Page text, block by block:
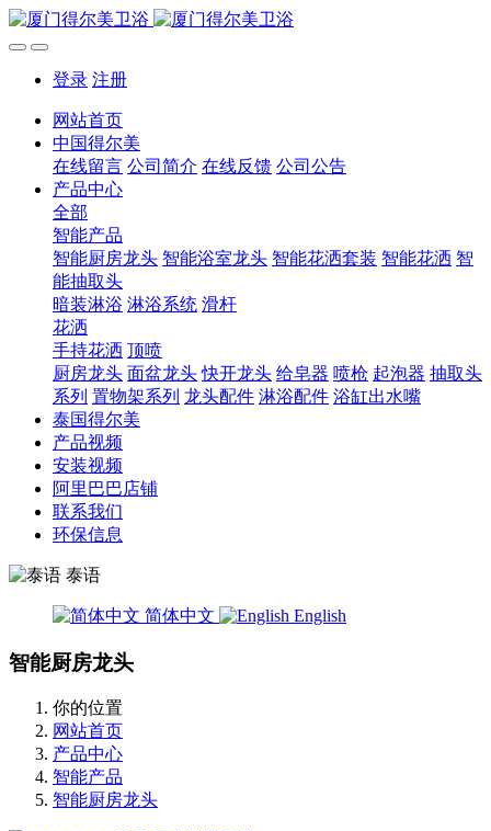
登录 注册
网站首页
中国得尔美
在线留言 公司简介 在线反馈 公司公告
产品中心
全部
智能产品
智能厨房龙头 智能浴室龙头 智能花洒套装 智能花洒 智
能抽取头
暗装淋浴 淋浴系统 滑杆
花洒
手持花洒 顶喷
厨房龙头 面盆龙头 快开龙头 给皂器 喷枪 起泡器 抽取头
系列 置物架系列 龙头配件 淋浴配件 浴缸出水嘴
泰国得尔美
产品视频
安装视频
阿里巴巴店铺
联系我们
环保信息
泰语
简体中文 English
智能厨房龙头
你的位置
网站首页
产品中心
智能产品
智能厨房龙头